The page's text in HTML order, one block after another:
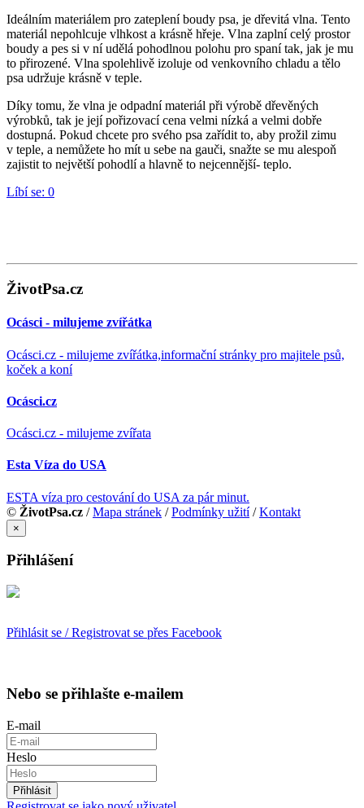
Ideálním materiálem pro zateplení boudy psa, je dřevitá vlna. Tento
materiál nepohlcuje vlhkost a krásně hřeje. Vlna zaplní celý prostor
boudy a pes si v ní udělá pohodlnou polohu pro spaní tak, jak je mu
to přirozené. Vlna spolehlivě izoluje od venkovního chladu a tělo
psa udržuje krásně v teple.
Díky tomu, že vlna je odpadní materiál při výrobě dřevěných
výrobků, tak je její pořizovací cena velmi nízká a velmi dobře
dostupná. Pokud chcete pro svého psa zařídit to, aby prožil zimu
v teple, a nemůžete ho mít u sebe na gauči, snažte se mu alespoň
zajistit to největší pohodlí a hlavně to nejcennější- teplo.
Líbí se: 0
ŽivotPsa.cz
Ocásci - milujeme zvířátka
Ocásci.cz - milujeme zvířátka,informační stránky pro majitele psů,
koček a koní
Ocásci.cz
Ocásci.cz - milujeme zvířata
Esta Víza do USA
ESTA víza pro cestování do USA za pár minut.
© ŽivotPsa.cz /Mapa stránek /Podmínky užití/Kontakt
×
Přihlášení
Přihlásit se / Registrovat se přes Facebook
Nebo se přihlašte e-mailem
E-mail
Heslo
Přihlásit